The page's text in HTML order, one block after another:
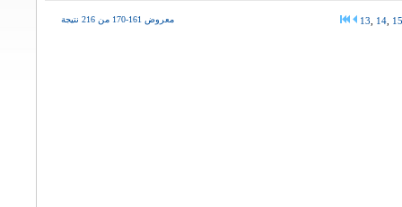
معروض 161-170 من 216 نتيجة 13 14 15